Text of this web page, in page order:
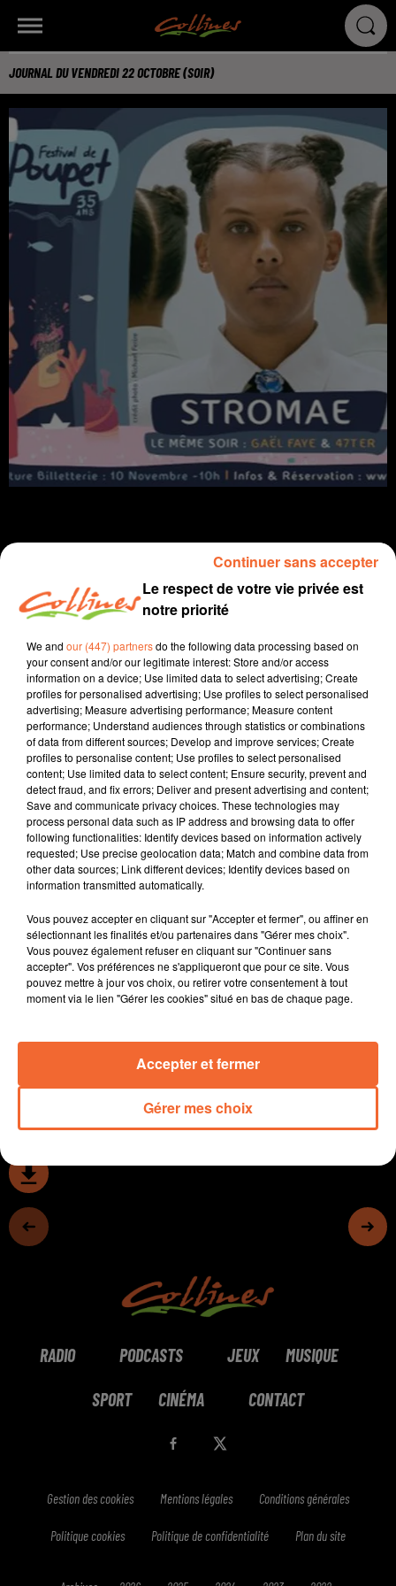
JOURNAL DU VENDREDI 22 OCTOBRE (SOIR)
22 octobre 2021 - 15 min 11 sec
JOURNAL DU VENDREDI 22 OCTOBRE (SOIR)
Fabien Gazeau
L'info près de chez vous
Présenté par Fabien Gazeau
- Le Gouvernement fait un chèque de 100 € pour faire
face à la flambée du prix du carburant
- Le festival de Poupet vient d'annoncer la
programmation en 2022 de Stromae. Philippe
Maindron est notre invité.
- Le rappeur/slammeur Lhomé qui va animer des
ateliers la semaine prochaine à Moncoutant avec les
jeunes mais aussi les seniors
- Et si vous profitiez des vacances pour aller aux
musées de Bressuire et Mauléon.
- Une nouvelle édition de Ciné Kids va débuter en même
temps que les vacances
demain soir Rodez...
0:00 15 min 11 sec
RADIO PODCASTS JEUX MUSIQUE
SPORT CINÉMA CONTACT
Gestion des cookies Mentions légales Conditions générales
Politique cookies Politique de confidentialité Plan du site
Le respect de votre vie privée est
notre priorité
We and our (447) partnersdo the following data processing based on
your consent and/or our legitimate interest: Store and/or access
information on a device; Use limited data to select advertising; Create
profiles for personalised advertising; Use profiles to select personalised
advertising; Measure advertising performance; Measure content
performance; Understand audiences through statistics or combinations
of data from different sources; Develop and improve services; Create
profiles to personalise content; Use profiles to select personalised
content; Use limited data to select content; Ensure security, prevent and
detect fraud, and fix errors; Deliver and present advertising and content;
Save and communicate privacy choices. These technologies may
process personal data such as IP address and browsing data to offer
following functionalities: Identify devices based on information actively
requested; Use precise geolocation data; Match and combine data from
other data sources; Link different devices; Identify devices based on
information transmitted automatically.
Vous pouvez accepter en cliquant sur "Accepter et fermer", ou affiner en
sélectionnant les finalités et/ou partenaires dans "Gérer mes choix".
Vous pouvez également refuser en cliquant sur "Continuer sans
accepter". Vos préférences ne s'appliqueront que pour ce site. Vous
pouvez mettre à jour vos choix, ou retirer votre consentement à tout
moment via le lien "Gérer les cookies" situé en bas de chaque page.
Gérer mes choix
Accepter et fermer
Continuer sans accepter